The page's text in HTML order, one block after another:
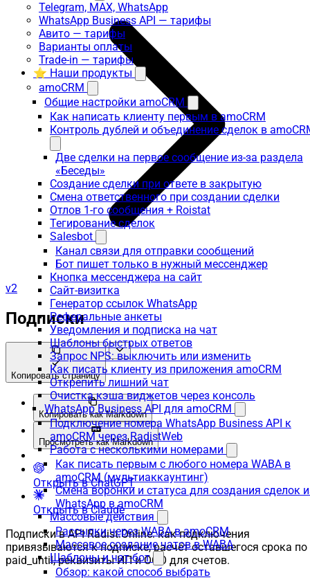
Telegram, MAX, WhatsApp
WhatsApp Business API — тарифы
Авито — тарифы
Варианты оплаты
Trade-in — тарифы
⭐ Наши продукты
amoCRM
Общие настройки amoCRM
Как написать клиенту первым в amoCRM
Контроль дублей и объединение сделок в
Две сделки на первое сообщение из-за раздела
«Беседы»
Создание сделки при ответе в закрытую
Смена ответственного при создании сделки
Отлов 1-го сообщения + Roistat
Тегирование сделок
Salesbot
Канал связи для отправки сообщений
Бот пишет только в нужный мессенджер
Кнопка мессенджера на сайт
Сайт-визитка
Генератор ссылок WhatsApp
Реферальные анкеты
Уведомления и подписка на чат
Шаблоны быстрых ответов
Запрос NPS: выключить или изменить
Как писать клиенту из приложения amoCRM
Открепить лишний чат
Очистка кэша виджетов через консоль
WhatsApp Business API для amoCRM
Подключение номера WhatsApp Business API к
amoCRM через RadistWeb
Работа с несколькими номерами
Как писать первым с любого номера WABA в
amoCRM (мультиаккаунтинг)
Смена воронки и статуса для создания сделок
WhatsApp в amoCRM
Массовые действия
Рассылки через WABA в amoCRM
Массовое создание чатов в WABA
Шаблоны и чат-бот
Обзор: какой способ выбрать
v2
Подписки
Копировать страницу
Копировать как Markdown
Просмотреть как Markdown
Открыть в ChatGPT
Открыть в Claude
Подписки в API Radist.Online: как подключения
привязываются к подписке, расчёт оставшегося срока по
paid_until, реквизиты ИП и ООО для счетов.